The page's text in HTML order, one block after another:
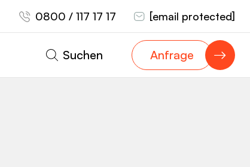
0800 / 117 17 17 [email protected]
Suchen Anfrage